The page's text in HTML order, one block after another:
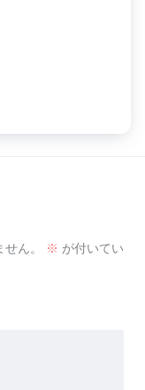
ん。 ※ が付いてい